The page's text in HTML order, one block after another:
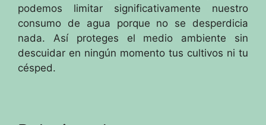
podemos limitar significativamente nuestro
consumo de agua porque no se desperdicia
nada. Así proteges el medio ambiente sin
descuidar en ningún momento tus cultivos ni tu
césped.